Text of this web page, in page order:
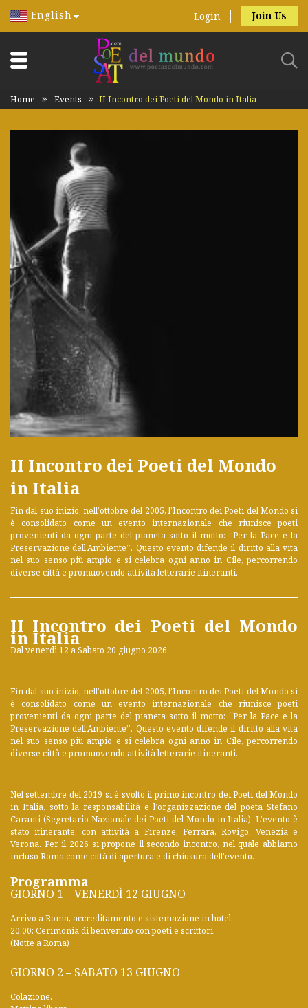
English Login Join Us
Home Events II Incontro dei Poeti del Mondo in Italia
II Incontro dei Poeti del Mondo
in Italia
Fin dal suo inizio, nell’ottobre del 2005, l’Incontro dei Poeti del Mondo si
è consolidato come un evento internazionale che riunisce poeti
provenienti da ogni parte del pianeta sotto il motto: “Per la Pace e la
Preservazione dell’Ambiente”. Questo evento difende il diritto alla vita
nel suo senso più ampio e si celebra ogni anno in Cile, percorrendo
diverse città e promuovendo attività letterarie itineranti.
II Incontro dei Poeti del Mondo
in Italia
Dal venerdì 12 a Sabato 20 giugno 2026
Fin dal suo inizio, nell’ottobre del 2005, l’Incontro dei Poeti del Mondo si
è consolidato come un evento internazionale che riunisce poeti
provenienti da ogni parte del pianeta sotto il motto: “Per la Pace e la
Preservazione dell’Ambiente”. Questo evento difende il diritto alla vita
nel suo senso più ampio e si celebra ogni anno in Cile, percorrendo
diverse città e promuovendo attività letterarie itineranti.
Nel settembre del 2019 si è svolto il primo incontro dei Poeti del Mondo
in Italia, sotto la responsabilità e l’organizzazione del poeta Stefano
Caranti (Segretario Nazionale dei Poeti del Mondo in Italia). L’evento è
stato itinerante, con attività a Firenze, Ferrara, Rovigo, Venezia e
Verona. Per il 2026 si propone il secondo incontro, nel quale abbiamo
incluso Roma come città di apertura e di chiusura dell’evento.
Programma
GIORNO 1 – VENERDÌ 12 GIUGNO
Arrivo a Roma, accreditamento e sistemazione in hotel.
20:00: Cerimonia di benvenuto con poeti e scrittori.
(Notte a Roma)
GIORNO 2 – SABATO 13 GIUGNO
Colazione.